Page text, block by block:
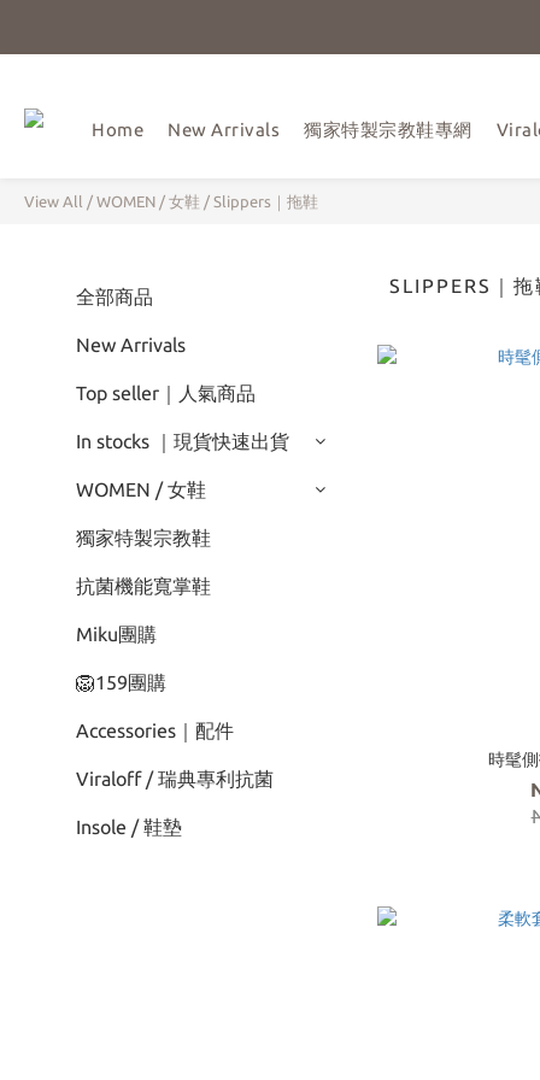
Home New Arrivals 獨家特製宗教鞋專網
View All / WOMEN / 女鞋 / Slippers｜拖鞋
全部商品
New Arrivals
Top seller｜人氣商品
In stocks ｜現貨快速出貨
WOMEN / 女鞋
獨家特製宗教鞋
抗菌機能寬掌鞋
Miku團購
🦁159團購
Accessories｜配件
Viraloff / 瑞典專利抗菌
Insole / 鞋墊
SLIPPERS｜拖
時髦